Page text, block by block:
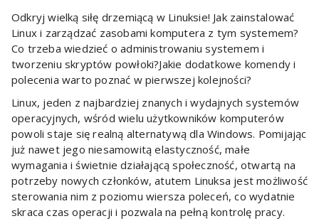
Odkryj wielką siłę drzemiącą w Linuksie! Jak zainstalować
Linux i zarządzać zasobami komputera z tym systemem?
Co trzeba wiedzieć o administrowaniu systemem i
tworzeniu skryptów powłoki?Jakie dodatkowe komendy i
polecenia warto poznać w pierwszej kolejności?
Linux, jeden z najbardziej znanych i wydajnych systemów
operacyjnych, wśród wielu użytkowników komputerów
powoli staje się realną alternatywą dla Windows. Pomijając
już nawet jego niesamowitą elastyczność, małe
wymagania i świetnie działającą społeczność, otwartą na
potrzeby nowych członków, atutem Linuksa jest możliwość
sterowania nim z poziomu wiersza poleceń, co wydatnie
skraca czas operacji i pozwala na pełną kontrolę pracy.